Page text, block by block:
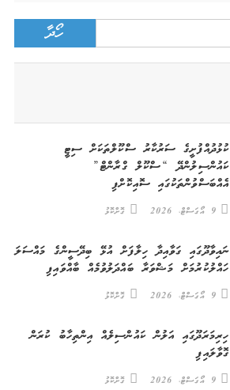
Search
for:
ކުޅުދުއްފުށީގެ ސަރުކާރު ސްކޫލްތަކަށް ސިޓީ
ކައުންސިލުންދޭ “ސްކޫލް ގްރާންޓް”
އެއްބަސްވުންތަކުގައި ސޮއިކޮށްފި
9 އޯގަސްޓް، 2026 ގޮށްކޮޅު
ނައިވާދޫގައި ގަވާއިދާ ހިލާފަށް އުޅޭ ބިދޭސީންގެ މައްސަލަ
ހައްލުކުރުމަށް މަޝްވަރާ ބައްދަލުވުމެއް ބާއްވައިފި
9 އޯގަސްޓް، 2026 ގޮށްކޮޅު
ހިރިމަރަދޫގައި އަލުން ކައުންސިލެއް އިންތިހާބު ކުރަން
ގޮވާލައިފި
9 އޯގަސްޓް، 2026 ގޮށްކޮޅު